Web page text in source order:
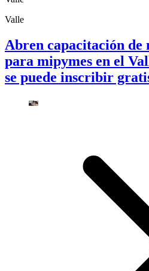
Valle
Abren capacitación
para mipymes en el
se puede inscribir